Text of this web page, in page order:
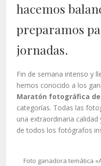
hacemos
preparamos
jornadas.
Fin de semana intenso y
hemos conocido a los
Maratón fotográfica de
categorías. Todas las
una extraordinaria
de todos los fotógrafos
Foto ganadora temática